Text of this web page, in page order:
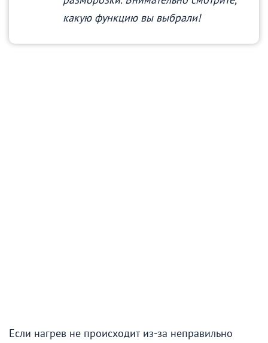
какую функцию вы выбрали!
Если нагрев не происходит из-за неправильно